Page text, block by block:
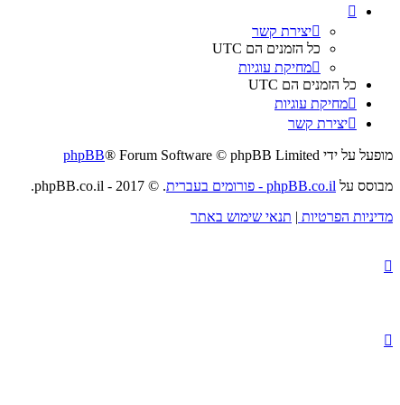
יצירת קשר
כל הזמנים הם UTC
מחיקת עוגיות
כל הזמנים הם UTC
מחיקת עוגיות
יצירת קשר
מופעל על ידי phpBB® Forum Software © phpBB Limited
מבוסס על phpBB.co.il - פורומים בעברית
. © 2017 - phpBB.co.il.
מדיניות הפרטיות | תנאי שימוש באתר